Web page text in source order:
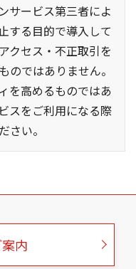
サービス第三者によ
する目的で導入して
クセス・不正取引を
のではありません。
を高めるものではあ
スをご利用になる際
さい。
内